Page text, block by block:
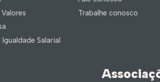
Salarial
Trabalhe conosco